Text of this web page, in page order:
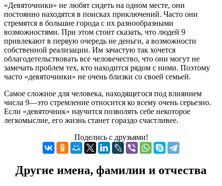
«Девяточники» не любят сидеть на одном месте, они
постоянно находятся в поисках приключений. Часто они
стремятся в большие города с их разнообразными
возможностями. При этом стоит сказать, что людей 9
привлекают в первую очередь не деньги, а возможности
собственной реализации. Им зачастую так хочется
облагодетельствовать все человечество, что они могут не
замечать проблем тех, кто находится рядом с ними. Поэтому
часто «девяточники» не очень близки со своей семьей.
Самое сложное для человека, находящегося под влиянием
числа 9—это стремление относится ко всему очень серьезно.
Если «девяточник» научится позволять себе некоторое
легкомыслие, его жизнь станет гораздо счастливее.
Поделись с друзьями!
Другие имена, фамилии и отчества